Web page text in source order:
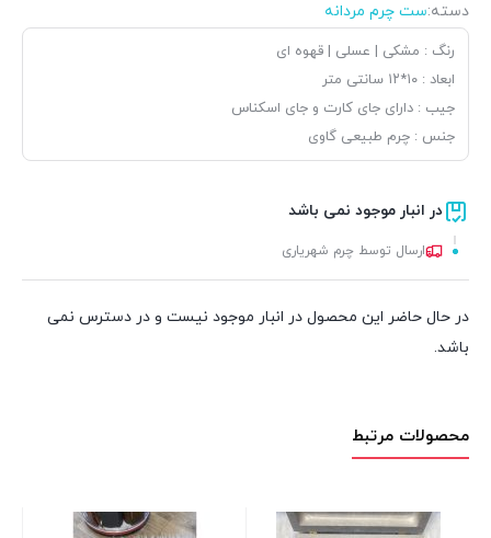
دسته:ست چرم مردانه
رنگ : مشکی | عسلی | قهوه ای
ابعاد : ۱۰*۱۲ سانتی متر
جیب : دارای جای کارت و جای اسکناس
جنس : چرم طبیعی گاوی
در انبار موجود نمی باشد
ارسال توسط چرم شهریاری
در حال حاضر این محصول در انبار موجود نیست و در دسترس نمی
باشد.
محصولات مرتبط